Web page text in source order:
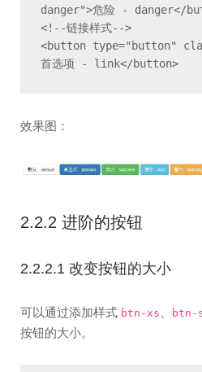
danger">危险 - danger</
<!--链接样式-->
<button type="button"
首选项 - link</button>
效果图：
2.2.2 进阶的按钮
2.2.2.1 改变按钮的大小
可以通过添加样式 btn-xs 、 btn-
按钮的大小。